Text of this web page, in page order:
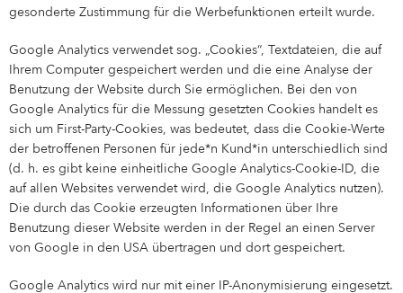
gesonderte Zustimmung für die Werbefunktionen erteilt wurde.
Google Analytics verwendet sog. „Cookies“, Textdateien, die auf
Ihrem Computer gespeichert werden und die eine Analyse der
Benutzung der Website durch Sie ermöglichen. Bei den von
Google Analytics für die Messung gesetzten Cookies handelt es
sich um First-Party-Cookies, was bedeutet, dass die Cookie-Werte
der betroffenen Personen für jede*n Kund*in unterschiedlich sind
(d. h. es gibt keine einheitliche Google Analytics-Cookie-ID, die
auf allen Websites verwendet wird, die Google Analytics nutzen).
Die durch das Cookie erzeugten Informationen über Ihre
Benutzung dieser Website werden in der Regel an einen Server
von Google in den USA übertragen und dort gespeichert.
Google Analytics wird nur mit einer IP-Anonymisierung eingesetzt.